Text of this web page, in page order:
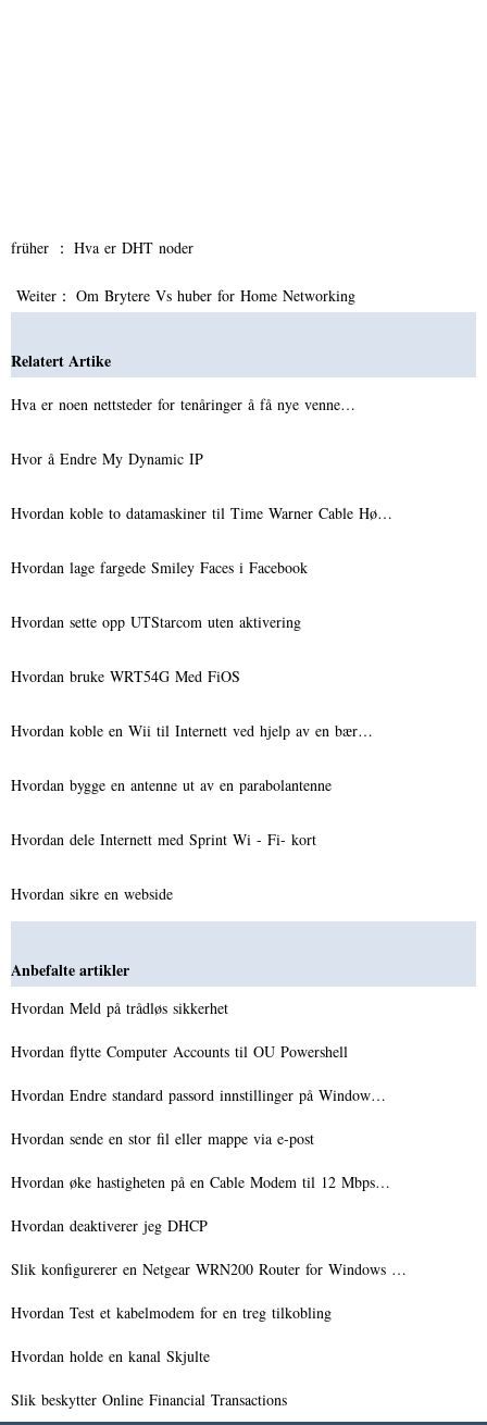
früher ： Hva er DHT noder
Weiter： Om Brytere Vs huber for Home Networking
Relatert Artike
Hva er noen nettsteder for tenåringer å få nye venne…
Hvor å Endre My Dynamic IP
Hvordan koble to datamaskiner til Time Warner Cable Hø…
Hvordan lage fargede Smiley Faces i Facebook
Hvordan sette opp UTStarcom uten aktivering
Hvordan bruke WRT54G Med FiOS
Hvordan koble en Wii til Internett ved hjelp av en bær…
Hvordan bygge en antenne ut av en parabolantenne
Hvordan dele Internett med Sprint Wi - Fi- kort
Hvordan sikre en webside
Anbefalte artikler
Hvordan Meld på trådløs sikkerhet
Hvordan flytte Computer Accounts til OU Powershell
Hvordan Endre standard passord innstillinger på Window…
Hvordan sende en stor fil eller mappe via e-post
Hvordan øke hastigheten på en Cable Modem til 12 Mbps…
Hvordan deaktiverer jeg DHCP
Slik konfigurerer en Netgear WRN200 Router for Windows …
Hvordan Test et kabelmodem for en treg tilkobling
Hvordan holde en kanal Skjulte
Slik beskytter Online Financial Transactions